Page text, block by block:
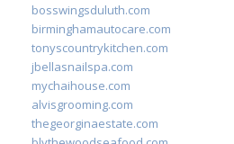
bosswingsduluth.com
birminghamautocare.com
tonyscountrykitchen.com
jbellasnailspa.com
mychaihouse.com
alvisgrooming.com
thegeorginaestate.com